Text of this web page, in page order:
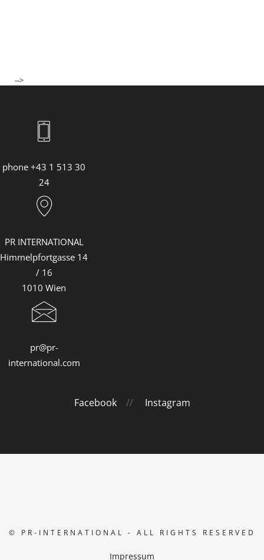
-->
phone +43 1 513 30
24
PR INTERNATIONAL
Himmelpfortgasse 14
/ 16
1010 Wien
pr@pr-
international.com
Facebook// Instagram
© PR-INTERNATIONAL - ALL RIGHTS RESERVED
Impressum